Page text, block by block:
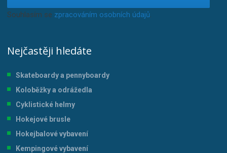
Souhlasím se zpracováním osobních údajů
Nejčastěji hledáte
Skateboardy a pennyboardy
Koloběžky a odrážedla
Cyklistické helmy
Hokejové brusle
Hokejbalové vybavení
Kempingové vybavení